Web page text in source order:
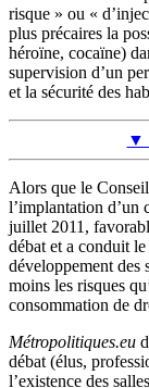
risque » ou «
plus précaires la
héroïne, cocaïne)
supervision d’un
et la sécurité des
▼
Alors que le
l’implantation d’un
juillet 2011,
débat et a conduit
développement des
moins les risques
consommation de
Métropolitiques.eu
débat (élus,
l’existence des